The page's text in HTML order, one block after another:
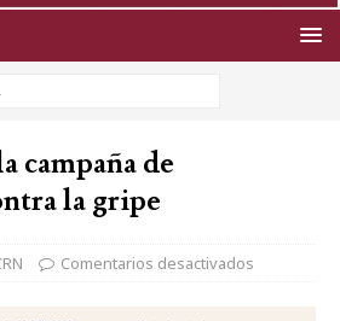
campaña de
la gripe
Comentarios desactivados